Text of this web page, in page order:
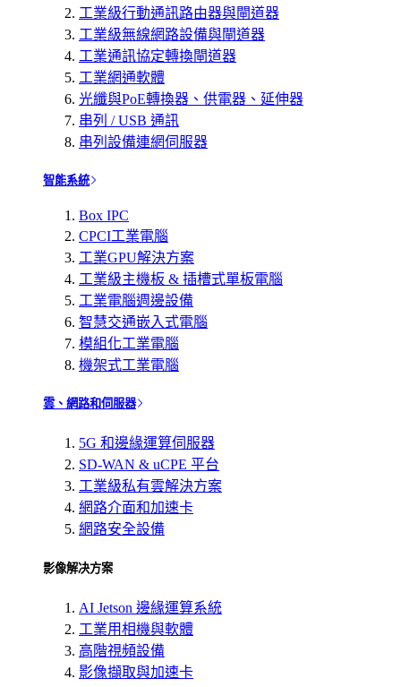
工業級行動通訊路由器與閘道器
工業級無線網路設備與閘道器
工業通訊協定轉換閘道器
工業網通軟體
光纖與PoE轉換器、供電器、延伸器
串列 / USB 通訊
串列設備連網伺服器
智能系統
Box IPC
CPCI工業電腦
工業GPU解決方案
工業級主機板 & 插槽式單板電腦
工業電腦週邊設備
智慧交通嵌入式電腦
模組化工業電腦
機架式工業電腦
雲、網路和伺服器
5G 和邊緣運算伺服器
SD-WAN & uCPE 平台
工業級私有雲解決方案
網路介面和加速卡
網路安全設備
影像解决方案
AI Jetson 邊緣運算系統
工業用相機與軟體
高階視頻設備
影像擷取與加速卡